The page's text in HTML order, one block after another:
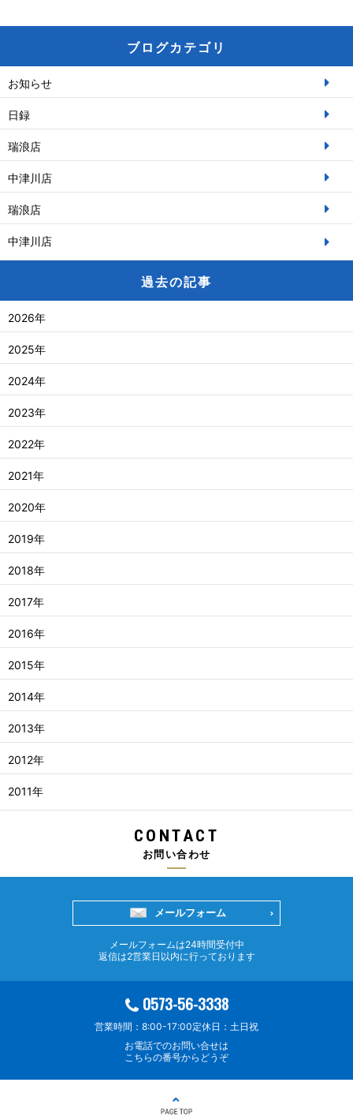
ブログカテゴリ
お知らせ
日録
瑞浪店
中津川店
瑞浪店
中津川店
過去の記事
2026年
2025年
2024年
2023年
2022年
2021年
2020年
2019年
2018年
2017年
2016年
2015年
2014年
2013年
2012年
2011年
CONTACT
お問い合わせ
メールフォーム
メールフォームは24時間受付中
返信は2営業日以内に行っております
0573-56-3338
営業時間：8:00-17:00定休日：土日祝
お電話でのお問い合せは
こちらの番号からどうぞ